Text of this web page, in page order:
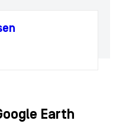
Earth